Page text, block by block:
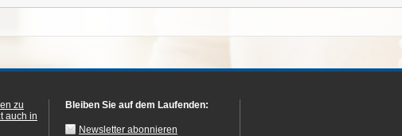
zu
auch in
Bleiben Sie auf dem Laufenden:
Newsletter abonnieren